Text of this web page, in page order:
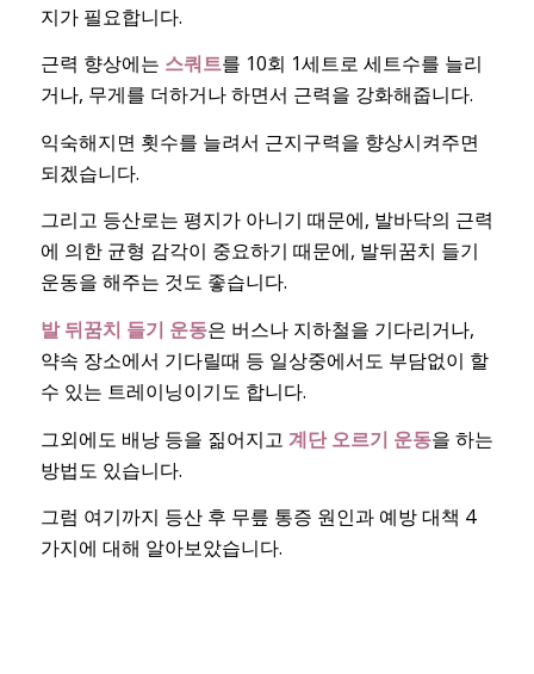
지가 필요합니다.
근력 향상에는 스쿼트를 10회 1세트로 세트수를 늘리
거나, 무게를 더하거나 하면서 근력을 강화해줍니다.
익숙해지면 횟수를 늘려서 근지구력을 향상시켜주면
되겠습니다.
그리고 등산로는 평지가 아니기 때문에, 발바닥의 근력
에 의한 균형 감각이 중요하기 때문에, 발뒤꿈치 들기
운동을 해주는 것도 좋습니다.
발 뒤꿈치 들기 운동은 버스나 지하철을 기다리거나,
약속 장소에서 기다릴때 등 일상중에서도 부담없이 할
수 있는 트레이닝이기도 합니다.
그외에도 배낭 등을 짊어지고 계단 오르기 운동을 하는
방법도 있습니다.
그럼 여기까지 등산 후 무릎 통증 원인과 예방 대책 4
가지에 대해 알아보았습니다.